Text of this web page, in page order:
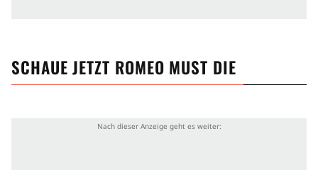
SCHAUE JETZT ROMEO MUST DIE